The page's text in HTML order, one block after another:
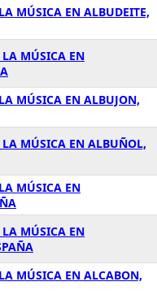
MÚSICA EN ALBUDEITE,
LA MÚSICA EN
MÚSICA EN ALBUJON,
LA MÚSICA EN ALBUÑOL,
MÚSICA EN
LA MÚSICA EN
MÚSICA EN ALCABON,